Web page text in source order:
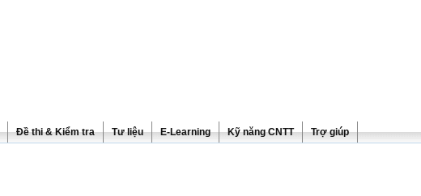
Đề thi & Kiểm tra Tư liệu E-Learning Kỹ năng CNTT Trợ giúp